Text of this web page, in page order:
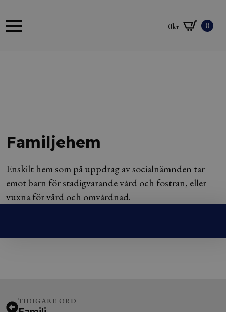
0kr 0
Familjehem
Enskilt hem som på uppdrag av socialnämnden tar
emot barn för stadigvarande vård och fostran, eller
vuxna för vård och omvårdnad.
TIDIGARE ORD